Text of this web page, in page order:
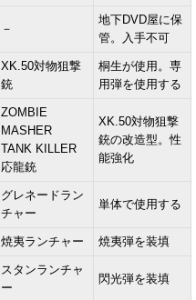
－
地下DVD屋に保
管。入手不可
XK.50対物狙撃
銃
桐生が使用。専
用弾を使用する
ZOMBIE
MASHER
TANK KILLER
応龍銃
XK.50対物狙撃
銃の改造型。性
能強化
グレネードラン
チャー
単体で使用する
焼夷ランチャー 焼夷弾を装填
スタンランチャ
ー
閃光弾を装填